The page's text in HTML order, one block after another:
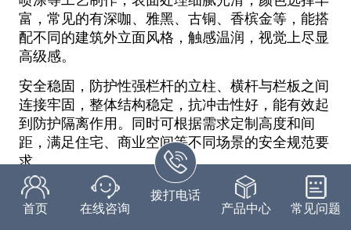
富，常见的有深咖、雅黑、古铜、香槟金等，能搭
配不同的建筑外立面风格，触感温润，视觉上尽显
高级感。
安全稳固，防护性强栏杆的立柱、横杆与栏板之间
连接牢固，整体结构稳定，抗冲击性好，能有效起
到防护隔离作用。同时可根据需求定制高度和间
距，满足住宅、商业空间等不同场景的安全规范要
求。
环保低碳，可塑性高铝合金属于可回收材料，符合
绿色环保理念；且铝艺的可塑性极强，能根据客户
首页 在线咨询
拨打电话
产品中心
常见问题